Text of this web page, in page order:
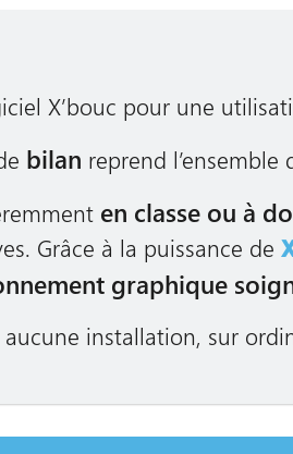
X’bouc pour une
bilan reprend l’ensemble
en classe ou à
Grâce à la puissance de
graphique
installation, sur